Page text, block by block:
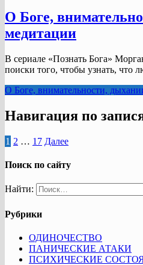
О Боге,
медитации
В сериале «Познать Бога»
поиски того, чтобы узнать,
О Боге, внимательности,
Навигация по
1 2 … 17 Далее
Поиск по сайту
Найти:
Рубрики
ОДИНОЧЕСТВО
ПАНИЧЕСКИЕ АТАКИ
ПСИХИЧЕСКИЕ